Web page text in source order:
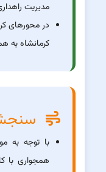
مدیریت
در محورهای
کرمانشاه به
با توجه به
همجواری با